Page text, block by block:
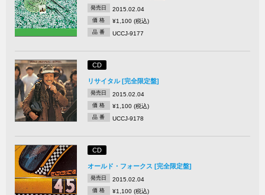
発売日 2015.02.04
価 格 ¥1,100 (税込)
品 番 UCCJ-9177
CD
リサイタル [完全限定盤]
発売日 2015.02.04
価 格 ¥1,100 (税込)
品 番 UCCJ-9178
CD
オールド・フォークス [完全限定盤]
発売日 2015.02.04
価 格 ¥1,100 (税込)